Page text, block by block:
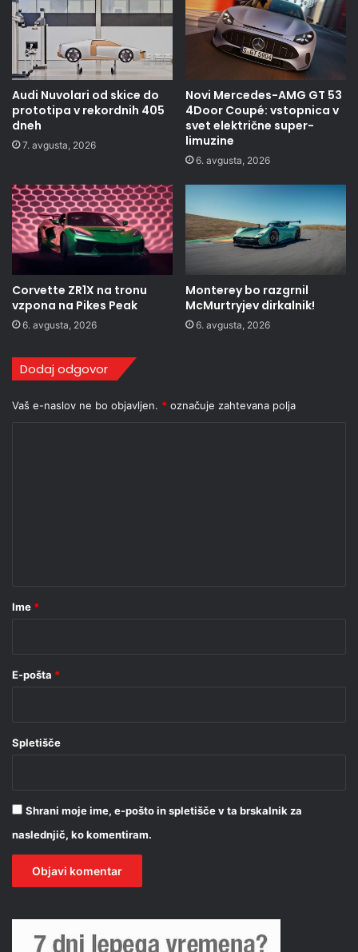
Audi Nuvolari od skice do
prototipa v rekordnih 405
dneh
7. avgusta, 2026
Novi Mercedes-AMG GT 53
4Door Coupé: vstopnica v
svet električne super-
limuzine
6. avgusta, 2026
Corvette ZR1X na tronu
vzpona na Pikes Peak
6. avgusta, 2026
Monterey bo razgrnil
McMurtryjev dirkalnik!
6. avgusta, 2026
Dodaj odgovor
Vaš e-naslov ne bo objavljen. * označuje zahtevana polja
rIme *
E-pošta *
Spletišče
Shrani moje ime, e-pošto in spletišče v ta brskalnik za
naslednjič, ko komentiram.